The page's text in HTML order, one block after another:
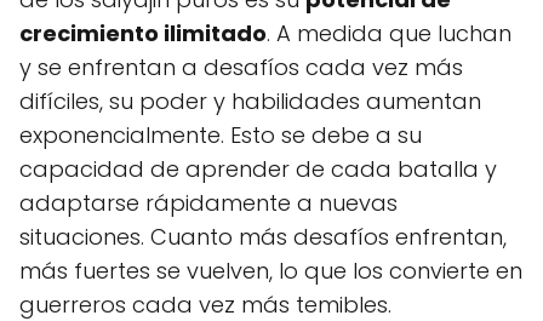
crecimiento ilimitado. A medida que luchan
y se enfrentan a desafíos cada vez más
difíciles, su poder y habilidades aumentan
exponencialmente. Esto se debe a su
capacidad de aprender de cada batalla y
adaptarse rápidamente a nuevas
situaciones. Cuanto más desafíos enfrentan,
más fuertes se vuelven, lo que los convierte en
guerreros cada vez más temibles.